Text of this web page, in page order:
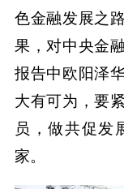
色金融发展之
果，对中央金
报告中欧阳泽
大有可为，要
员，做共促发
家。